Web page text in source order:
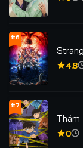
#6
4.8
#7
Thám
0